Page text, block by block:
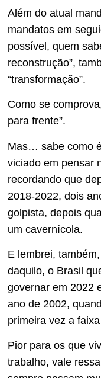
Além do atual
mandatos em
possível, quem
reconstrução”,
“transformação”.
Como se
para frente”.
Mas… sabe como
viciado em pensar
recordando que
2018-2022, dois
golpista, depois
um cavernícola.
E lembrei,
daquilo, o Brasil
governar em 2022
ano de 2002,
primeira vez a
Pior para os que
trabalho, vale